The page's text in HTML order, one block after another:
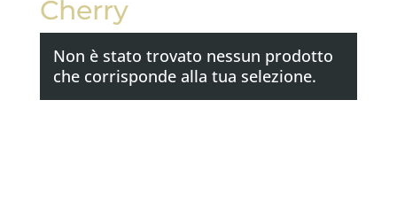
Cherry
Non è stato trovato nessun prodotto
che corrisponde alla tua selezione.